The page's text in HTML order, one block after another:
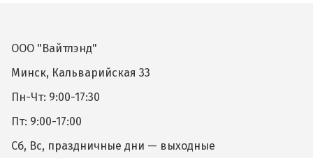
ООО "Вайтлэнд"
Минск, Кальварийская 33
Пн-Чт: 9:00-17:30
Пт: 9:00-17:00
Сб, Вс, праздничные дни — выходные